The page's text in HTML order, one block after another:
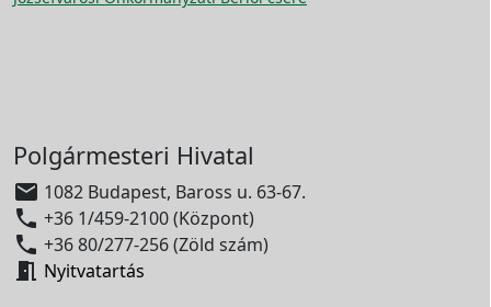
Polgármesteri Hivatal
 1082 Budapest, Baross u. 63-67.
 +36 1/459-2100 (Központ)
 +36 80/277-256 (Zöld szám)
 Nyitvatartás